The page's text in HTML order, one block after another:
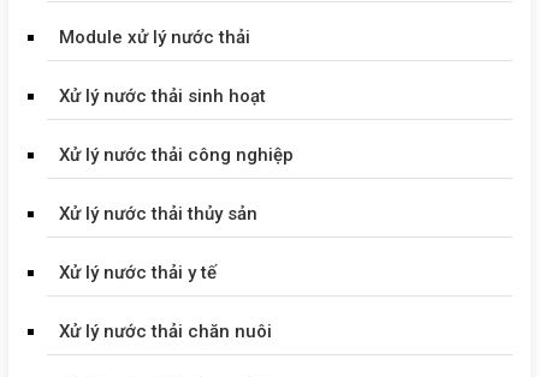
Module xử lý nước thải
Xử lý nước thải sinh hoạt
Xử lý nước thải công nghiệp
Xử lý nước thải thủy sản
Xử lý nước thải y tế
Xử lý nước thải chăn nuôi